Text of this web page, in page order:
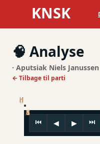
KNSK
🧠 Analyse
· Aputsiak Niels
← Tilbage til parti
⏮ ◀ ▶ ⏭